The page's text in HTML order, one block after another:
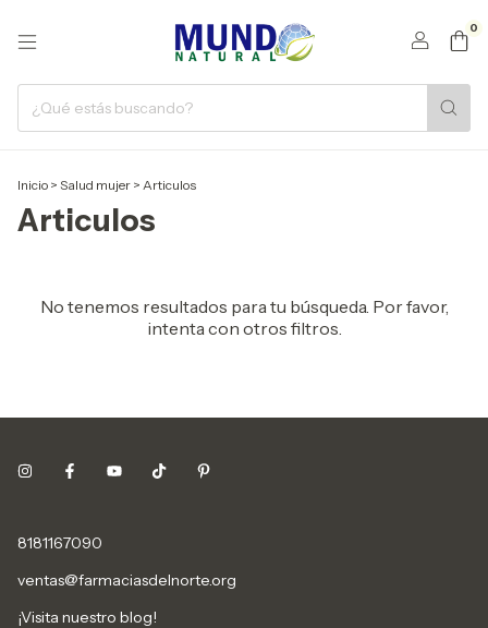
0
Inicio > Salud mujer > Articulos
Articulos
No tenemos resultados para tu búsqueda. Por favor,
intenta con otros filtros.
8181167090
ventas@farmaciasdelnorte.org
¡Visita nuestro blog!